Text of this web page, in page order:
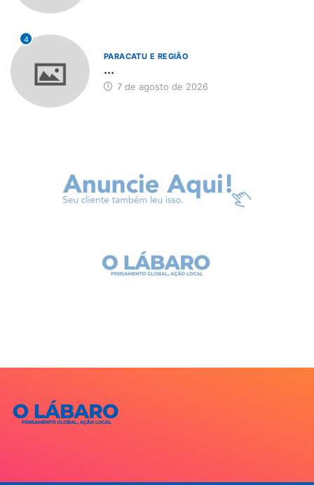
4
PARACATU E REGIÃO
...
7 de agosto de 2026